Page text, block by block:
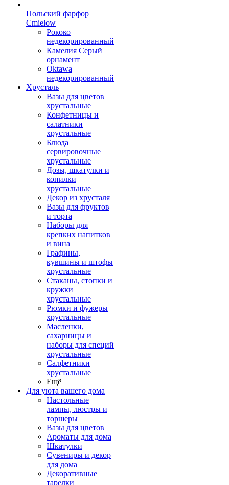
Польский фарфор
Сmielow
Рококо
недекорированный
Камелия Серый
орнамент
Oktawa
недекорированный
Хрусталь
Вазы для цветов
хрустальные
Конфетницы и
салатники
хрустальные
Блюда
сервировочные
хрустальные
Дозы, шкатулки и
копилки
хрустальные
Декор из хрусталя
Вазы для фруктов
и торта
Наборы для
крепких напитков
и вина
Графины,
кувшины и штофы
хрустальные
Стаканы, стопки и
кружки
хрустальные
Рюмки и фужеры
хрустальные
Масленки,
сахарницы и
наборы для специй
хрустальные
Салфетники
хрустальные
Ещё
Для уюта вашего дома
Настольные
лампы, люстры и
торшеры
Вазы для цветов
Ароматы для дома
Шкатулки
Сувениры и декор
для дома
Декоративные
тарелки